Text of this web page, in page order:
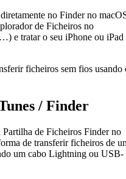
no Finder no
de Ficheiros no
e tratar o seu iPhone ou iPad
ficheiros sem fios usando
/ Finder
de Ficheiros Finder no
de transferir ficheiros de
um cabo Lightning ou USB-